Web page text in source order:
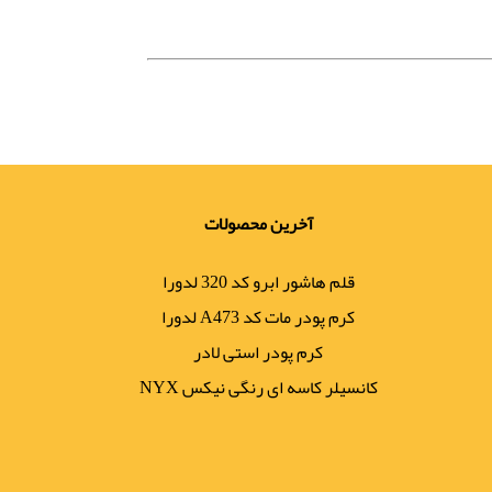
آخرین محصولات
قلم هاشور ابرو کد 320 لدورا
کرم پودر مات کد A473 لدورا
کرم پودر استی لادر
کانسیلر کاسه ای رنگی نیکس NYX